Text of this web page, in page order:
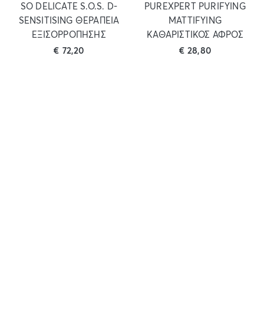
SO DELICATE S.O.S. D-
SENSITISING ΘΕΡΑΠΕΙΑ
ΕΞΙΣΟΡΡΟΠΗΣΗΣ
€ 72,20
PUREXPERT PURIFYING
MATTIFYING
ΚΑΘΑΡΙΣΤΙΚΟΣ ΑΦΡΟΣ
€ 28,80